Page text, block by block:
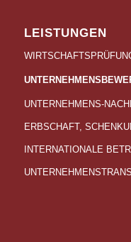
LEISTUNGEN
UNTERNEHMENS-
ERBSCHAFT,
INTERNATIONALE